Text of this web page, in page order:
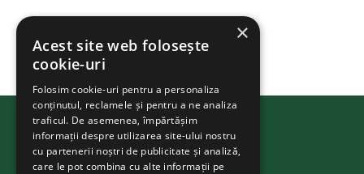
BIKEATHON.ms
×
Acest site web folosește
cookie-uri
Folosim cookie-uri pentru a personaliza
conținutul, reclamele și pentru a ne analiza
traficul. De asemenea, împărtășim
informații despre utilizarea site-ului nostru
cu partenerii noștri de publicitate și analiză,
care le pot combina cu alte informații pe